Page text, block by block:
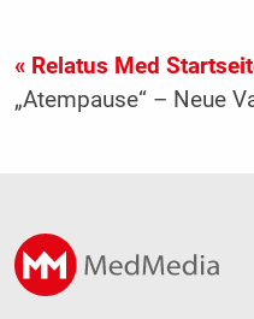
« Relatus Med
„Atempause“ – Neue